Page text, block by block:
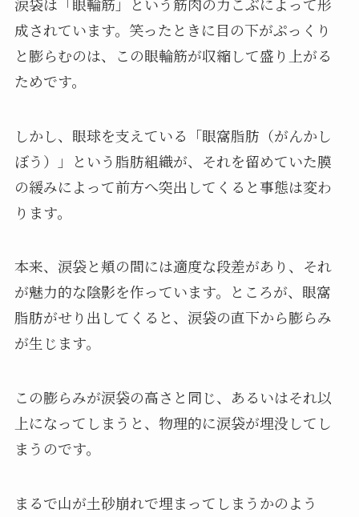
成されています。笑ったときに目の下がぷっくり
と膨らむのは、この眼輪筋が収縮して盛り上がる
ためです。
しかし、眼球を支えている「眼窩脂肪（がんかし
ぼう）」という脂肪組織が、それを留めていた膜
の緩みによって前方へ突出してくると事態は変わ
ります。
本来、涙袋と頬の間には適度な段差があり、それ
が魅力的な陰影を作っています。ところが、眼窩
脂肪がせり出してくると、涙袋の直下から膨らみ
が生じます。
この膨らみが涙袋の高さと同じ、あるいはそれ以
上になってしまうと、物理的に涙袋が埋没してし
まうのです。
まるで山が土砂崩れで埋まってしまうかのよう